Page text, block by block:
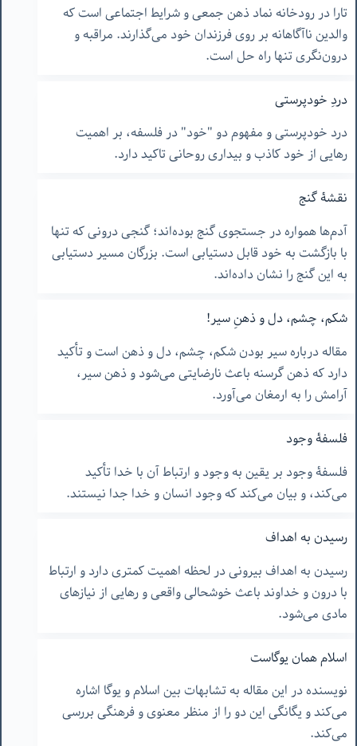
تارا در رودخانه نماد ذهن جمعی و شرایط اجتماعی است که
والدین ناآگاهانه بر روی فرزندان خود می‌گذارند. مراقبه و
درون‌نگری تنها راه حل است.
دردِ خودپرستی
درد خودپرستی و مفهوم دو "خود" در فلسفه، بر اهمیت
رهایی از خود کاذب و بیداری روحانی تاکید دارد.
نقشۀ گنج
آدم‌ها همواره در جستجوی گنج بوده‌اند؛ گنجی درونی که تنها
با بازگشت به خود قابل دستیابی است. بزرگان مسیر دستیابی
به این گنج را نشان داده‌اند.
شکم، چشم، دل و ذهنِ سیر!
مقاله درباره سیر بودن شکم، چشم، دل و ذهن است و تأکید
دارد که ذهن گرسنه باعث نارضایتی می‌شود و ذهن سیر،
آرامش را به ارمغان می‌آورد.
فلسفۀ وجود
فلسفۀ وجود بر یقین به وجود و ارتباط آن با خدا تأکید
می‌کند، و بیان می‌کند که وجود انسان و خدا جدا نیستند.
رسیدن به اهداف
رسیدن به اهداف بیرونی در لحظه اهمیت کمتری دارد و ارتباط
با درون و خداوند باعث خوشحالی واقعی و رهایی از نیازهای
مادی می‌شود.
اسلام همان یوگاست
نویسنده در این مقاله به تشابهات بین اسلام و یوگا اشاره
می‌کند و یگانگی این دو را از منظر معنوی و فرهنگی بررسی
می‌کند.